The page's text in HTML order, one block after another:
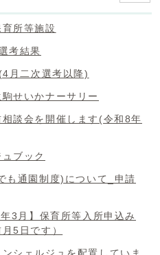
所等施設
考結果
月二次選考以降)
せいかナーサリー
談会を開催します(令和8年
ブック
も通園制度)について_申請
3月】保育所等入所申込み
5日です）